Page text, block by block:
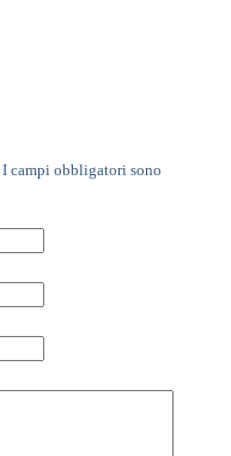
I campi obbligatori sono